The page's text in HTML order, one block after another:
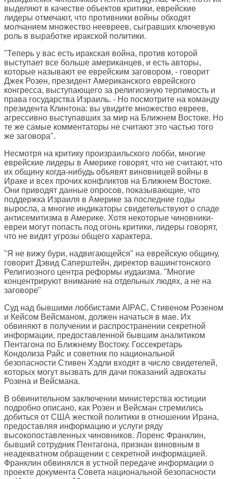
выделяют в качестве объектов критики, еврейские
лидеры отмечают, что противники войны обходят
молчанием множество неевреев, сыгравших ключевую
роль в выработке иракской политики.
"Теперь у вас есть иракская война, против которой
выступает все больше американцев, и есть авторы,
которые называют ее еврейским заговором, - говорит
Джек Розен, президент Американского еврейского
конгресса, выступающего за религиозную терпимость и
права государства Израиль. - Но посмотрите на команду
президента Клинтона: вы увидите множество евреев,
агрессивно выступавших за мир на Ближнем Востоке. Но
те же самые комментаторы не считают это частью того
же заговора".
Несмотря на критику произраильского лобби, многие
еврейские лидеры в Америке говорят, что не считают, что
их общину когда-нибудь объявят виновницей войны в
Ираке и всех прочих конфликтов на Ближнем Востоке.
Они приводят данные опросов, показывающие, что
поддержка Израиля в Америке за последние годы
выросла, а многие индикаторы свидетельствуют о спаде
антисемитизма в Америке. Хотя некоторые чиновники-
евреи могут попасть под огонь критики, лидеры говорят,
что не видят угрозы общего характера.
"Я не вижу бури, надвигающейся" на еврейскую общину,
говорит Дэвид Саперштейн, директор вашингтонского
Религиозного центра реформы иудаизма. "Многие
концентрируют внимание на отдельных людях, а не на
заговоре"
Суд над бывшими лоббистами AIPAC, Стивеном Розеном
и Кейсом Вейсманом, должен начаться в мае. Их
обвиняют в получении и распространении секретной
информации, предоставленной бывшим аналитиком
Пентагона по Ближнему Востоку. Госсекретарь
Кондолиза Райс и советник по национальной
безопасности Стивен Хэдли входят в число свидетелей,
которых могут вызвать для дачи показаний адвокаты
Розена и Вейсмана.
В обвинительном заключении министерства юстиции
подробно описано, как Розен и Вейсман стремились
добиться от США жесткой политики в отношении Ирана,
предоставляя информацию и услуги ряду
высокопоставленных чиновников. Лоренс Франклин,
бывший сотрудник Пентагона, признан виновным в
неадекватном обращении с секретной информацией.
Франклин обвинялся в устной передаче информации о
проекте документа Совета национальной безопасности